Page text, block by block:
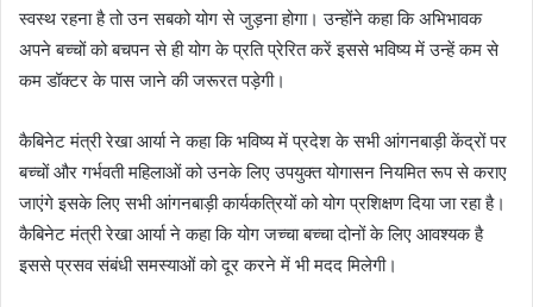
स्वस्थ रहना है तो उन सबको योग से जुड़ना होगा। उन्होंने कहा कि अभिभावक
अपने बच्चों को बचपन से ही योग के प्रति प्रेरित करें इससे भविष्य में उन्हें कम से
कम डॉक्टर के पास जाने की जरूरत पड़ेगी।
कैबिनेट मंत्री रेखा आर्या ने कहा कि भविष्य में प्रदेश के सभी आंगनबाड़ी केंद्रों पर
बच्चों और गर्भवती महिलाओं को उनके लिए उपयुक्त योगासन नियमित रूप से कराए
जाएंगे इसके लिए सभी आंगनबाड़ी कार्यकत्रियों को योग प्रशिक्षण दिया जा रहा है।
कैबिनेट मंत्री रेखा आर्या ने कहा कि योग जच्चा बच्चा दोनों के लिए आवश्यक है
इससे प्रसव संबंधी समस्याओं को दूर करने में भी मदद मिलेगी।